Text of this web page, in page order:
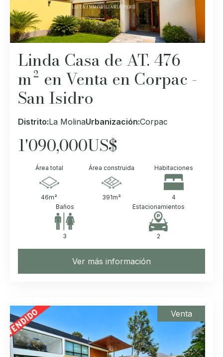
Linda Casa de AT. 476
m² en Venta en Corpac -
San Isidro
Distrito:La MolinaUrbanización:Corpac
1'090,000US$
Área total
46m²
Área construida
391m²
Habitaciones
4
Baños
3
Estacionamientos
2
Ver más información
Venta